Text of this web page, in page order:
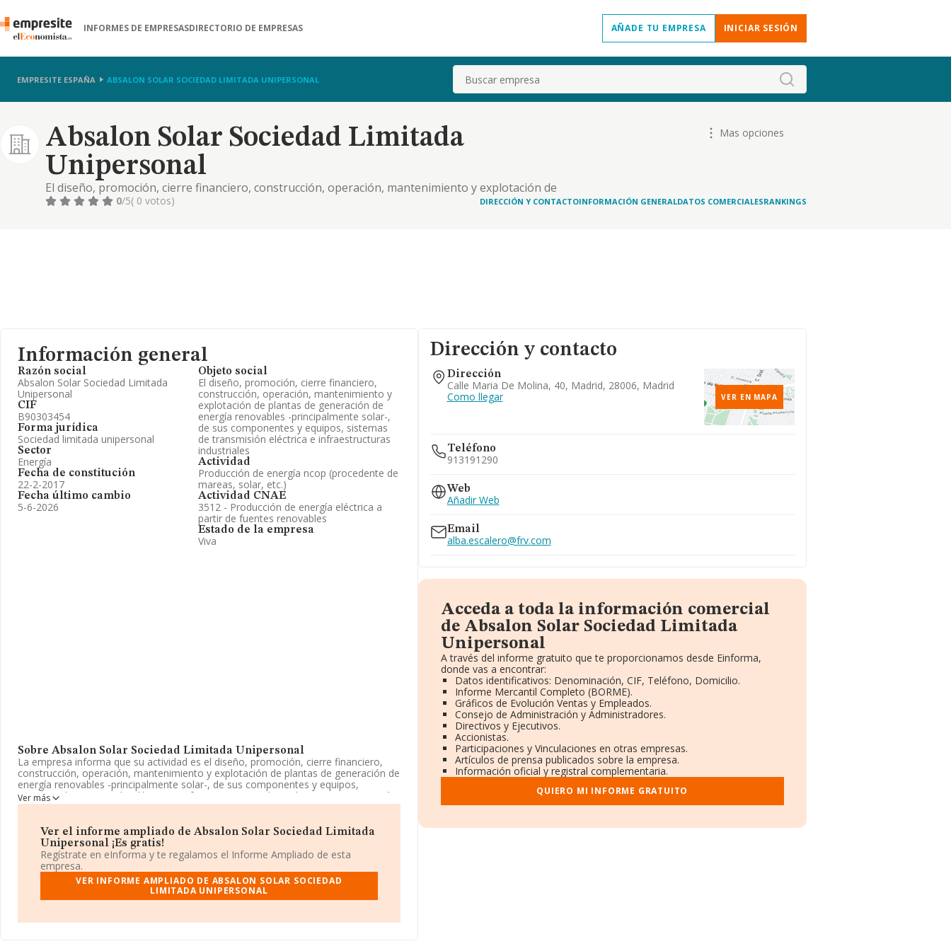
INFORMES DE EMPRESASDIRECTORIO DE EMPRESAS AÑADE TU EMPRESA INICIAR SESIÓN
EMPRESITE ESPAÑA ABSALON SOLAR SOCIEDAD LIMITADA UNIPERSONAL Buscar
Absalon Solar Sociedad Limitada
Unipersonal
El diseño, promoción, cierre financiero, construcción, operación, mantenimiento y explotación de
plantas de generación de energía renovables -principalmente solar-, de sus componentes y equipos,
Mas opciones
0/5( 0 votos) DIRECCIÓN Y CONTACTOINFORMACIÓN GENERALDATOS COMERCIALESRANKINGS
Información general
Razón social
Absalon Solar Sociedad Limitada
Unipersonal
CIF
B90303454
Forma jurídica
Sociedad limitada unipersonal
Sector
Energía
Fecha de constitución
22-2-2017
Fecha último cambio
5-6-2026
Objeto social
El diseño, promoción, cierre financiero,
construcción, operación, mantenimiento y
explotación de plantas de generación de
energía renovables -principalmente solar-,
de sus componentes y equipos, sistemas
de transmisión eléctrica e infraestructuras
industriales
Actividad
Producción de energía ncop (procedente de
mareas, solar, etc.)
Actividad CNAE
3512 - Producción de energía eléctrica a
partir de fuentes renovables
Estado de la empresa
Viva
Sobre Absalon Solar Sociedad Limitada Unipersonal
La empresa informa que su actividad es el diseño, promoción, cierre financiero,
construcción, operación, mantenimiento y explotación de plantas de generación de
energía renovables -principalmente solar-, de sus componentes y equipos,
sistemas de transmisión eléctrica e infraestructuras industriales. La empresa está
registrada como Sociedad Limitada. Su CNAE corresponde a 3512 con código
exteriores.
La información presente en la base de datos de INFORMA refleja que la compañía
ha experimentado una evolución positiva respecto al año anterior (2023). En 2024
el ebitda ha subido un 3.769%. Ha experimentado un incremento del 2.800% en las
ventas, sin embargo, los beneficios han decrecido un 3.105%.
puestos en 2024 a nivel sectorial, pasando del 1.900 al 596 puesto. Éstas son
Ver más
Ver el informe ampliado de Absalon Solar Sociedad Limitada
Unipersonal ¡Es gratis!
Regístrate en eInforma y te regalamos el Informe Ampliado de esta
empresa.
VER INFORME AMPLIADO DE ABSALON SOLAR SOCIEDAD
LIMITADA UNIPERSONAL
Dirección y contacto
Dirección
Calle Maria De Molina, 40, Madrid, 28006, Madrid
Como llegar
VER EN MAPA
Teléfono
913191290
Web
Añadir Web
Email
alba.escalero@frv.com
Acceda a toda la información comercial
de Absalon Solar Sociedad Limitada
Unipersonal
A través del informe gratuito que te proporcionamos desde Einforma,
donde vas a encontrar:
Datos identificativos: Denominación, CIF, Teléfono, Domicilio.
Informe Mercantil Completo (BORME).
Gráficos de Evolución Ventas y Empleados.
Consejo de Administración y Administradores.
Directivos y Ejecutivos.
Accionistas.
Participaciones y Vinculaciones en otras empresas.
Artículos de prensa publicados sobre la empresa.
Información oficial y registral complementaria.
QUIERO MI INFORME GRATUITO